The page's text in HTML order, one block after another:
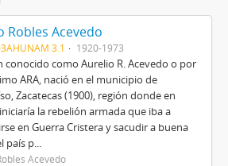
Robles Acevedo
3.1 1920-1973
conocido como Aurelio R. Acevedo o por
ARA, nació en el municipio de
Zacatecas (1900), región donde en
la rebelión armada que iba a
en Guerra Cristera y sacudir a buena
país p...
Acevedo